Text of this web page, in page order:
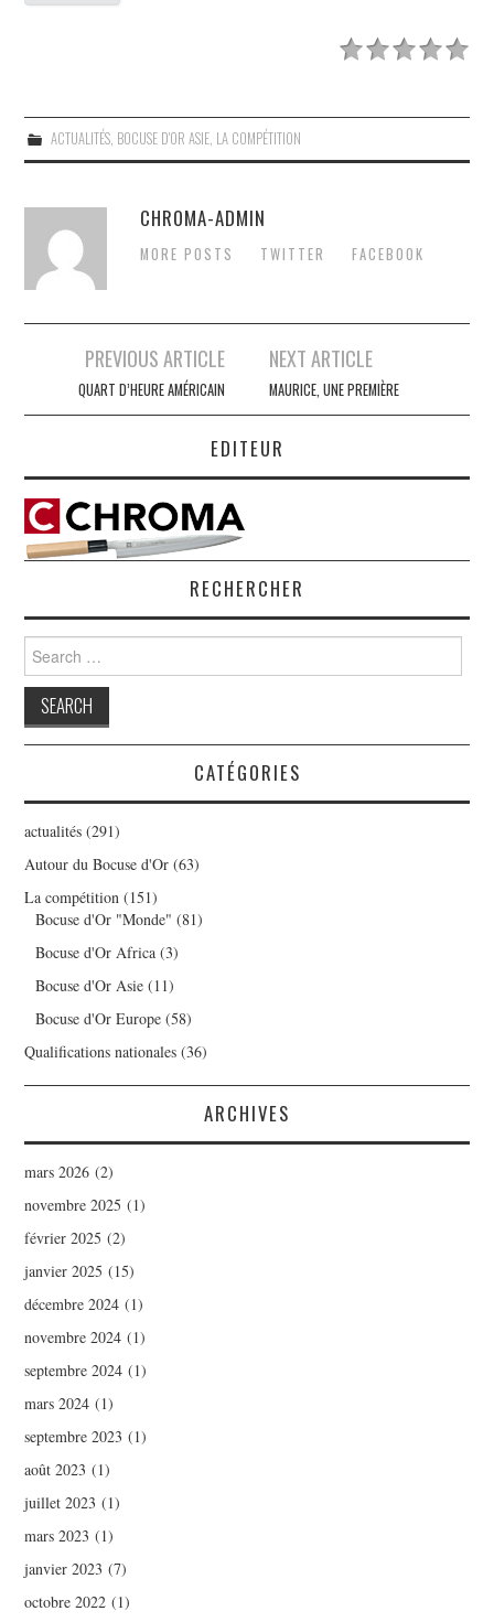
ACTUALITÉS, BOCUSE D'OR ASIE, LA COMPÉTITION
CHROMA-ADMIN
MORE POSTS TWITTER FACEBOOK
navigation
PREVIOUS ARTICLE
QUART D’HEURE AMÉRICAIN
NEXT ARTICLE
MAURICE, UNE PREMIÈRE
EDITEUR
RECHERCHER
Search
for:
CATÉGORIES
actualités (291)
Autour du Bocuse d'Or (63)
La compétition (151)
Bocuse d'Or "Monde" (81)
Bocuse d'Or Africa (3)
Bocuse d'Or Asie (11)
Bocuse d'Or Europe (58)
Qualifications nationales (36)
ARCHIVES
mars 2026 (2)
novembre 2025 (1)
février 2025 (2)
janvier 2025 (15)
décembre 2024 (1)
novembre 2024 (1)
septembre 2024 (1)
mars 2024 (1)
septembre 2023 (1)
août 2023 (1)
juillet 2023 (1)
mars 2023 (1)
janvier 2023 (7)
octobre 2022 (1)